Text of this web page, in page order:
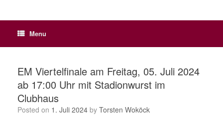
Menu
EM Viertelfinale am Freitag, 05. Juli 2024
ab 17:00 Uhr mit Stadionwurst im
Clubhaus
Posted on 1. Juli 2024 by Torsten Woköck